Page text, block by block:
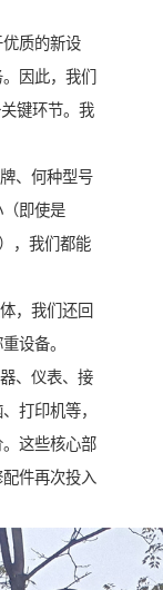
质的新设
因此，我们
键环节。我
、何种型号
（即使是
，我们都能
，我们还回
设备。
、仪表、接
打印机等，
这些核心部
件再次投入